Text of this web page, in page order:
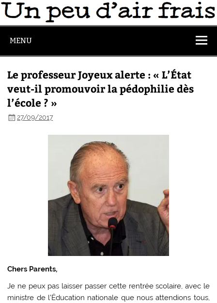
MENU
Le professeur Joyeux alerte : « L’État
veut-il promouvoir la pédophilie dès
l’école ? »
27/09/2017
Chers Parents,
Je ne peux pas laisser passer cette rentrée scolaire, avec le
ministre de l’Éducation nationale que nous attendions tous,